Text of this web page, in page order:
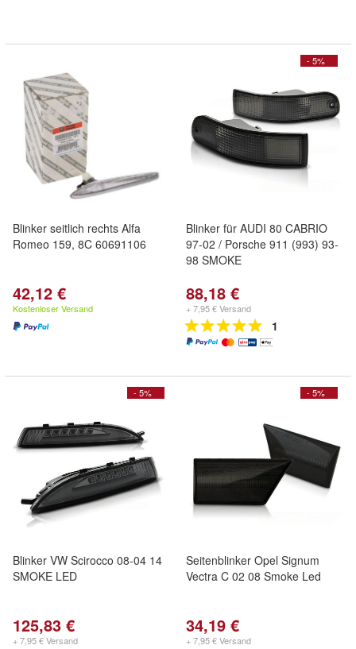
Blinker seitlich rechts Alfa
Romeo 159, 8C 60691106
42,12 €
Kostenloser Versand
- 5%
Blinker für AUDI 80 CABRIO
97-02 / Porsche 911 (993) 93-
98 SMOKE
88,18 €
+ 7,95 € Versand
1
- 5%
Blinker VW Scirocco 08-04 14
SMOKE LED
125,83 €
+ 7,95 € Versand
- 5%
Seitenblinker Opel Signum
Vectra C 02 08 Smoke Led
34,19 €
+ 7,95 € Versand